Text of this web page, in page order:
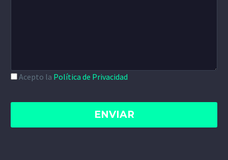
Acepto la Política de Privacidad